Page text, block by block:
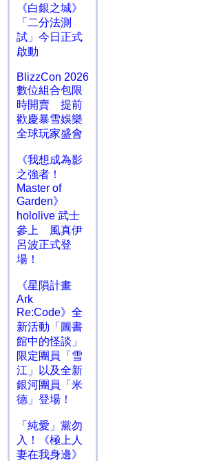
《白銀之城》
「二分法測
試」今日正式
啟動
BlizzCon 2026
數位組合包限
時開賣 提前
歡慶暴雪娛樂
全球玩家盛會
《我想成為影
之強者！
Master of
Garden》
hololive 武士
參上 風真伊
呂波正式登
場！
《星隕計畫
Ark
Re:Code》全
新活動「圖書
館中的怪談」
限定團員「雪
江」以及全新
銀河團員「米
德」登場！
「純愛」黨勿
入！《極上人
妻在我身邊》